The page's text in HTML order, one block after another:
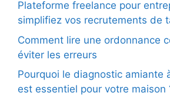
Plateforme freelance pour
simplifiez vos recrutements de
Comment lire une ordonnance
éviter les erreurs
Pourquoi le diagnostic amiante
est essentiel pour votre maison